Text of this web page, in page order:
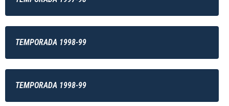
TEMPORADA 1998-99
TEMPORADA 1998-99